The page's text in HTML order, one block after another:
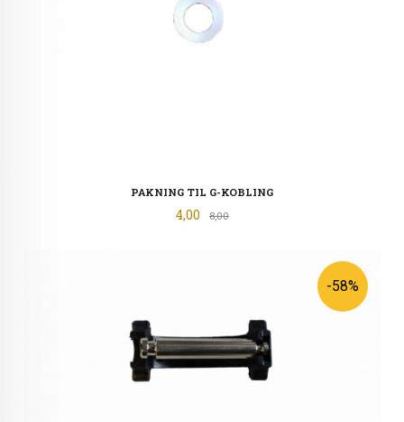
PAKNING TIL G-KOBLING
Tilbud
4,00 8,00Rabatt
-58%